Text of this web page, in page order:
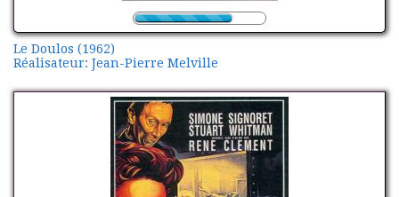
Le Doulos (1962)
Réalisateur: Jean-Pierre Melville